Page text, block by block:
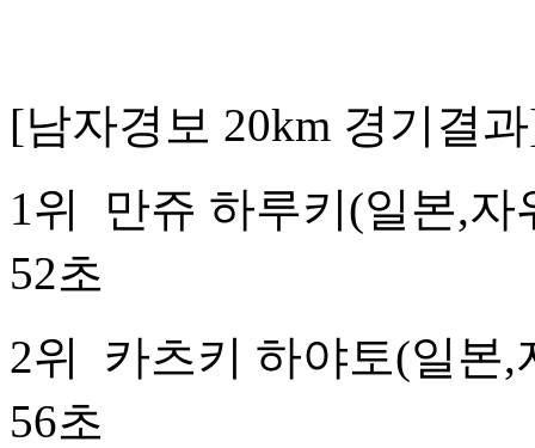
[남자경보 20km 경기결
1위 만쥬 하루키(일본,
52초
2위 카츠키 하야토(일본
56초